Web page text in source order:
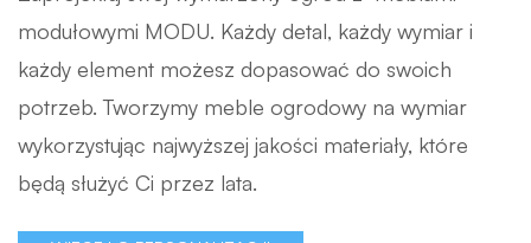
modułowymi MODU. Każdy detal, każdy wymiar i
każdy element możesz dopasować do swoich
potrzeb. Tworzymy meble ogrodowy na wymiar
wykorzystując najwyższej jakości materiały, które
będą służyć Ci przez lata.